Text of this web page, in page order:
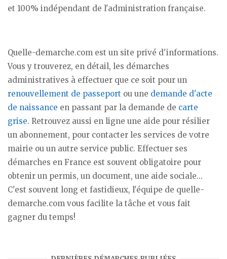
et 100% indépendant de l'administration française.
Quelle-demarche.com est un site privé d'informations.
Vous y trouverez, en détail, les démarches
administratives à effectuer que ce soit pour un
renouvellement de passeport ou une demande d'acte
de naissance en passant par la demande de carte
grise. Retrouvez aussi en ligne une aide pour résilier
un abonnement, pour contacter les services de votre
mairie ou un autre service public. Effectuer ses
démarches en France est souvent obligatoire pour
obtenir un permis, un document, une aide sociale...
C'est souvent long et fastidieux, l'équipe de quelle-
demarche.com vous facilite la tâche et vous fait
gagner du temps!